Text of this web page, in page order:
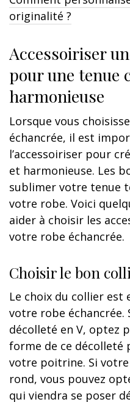
originalité ?
Accessoiriser
pour une tenue
harmonieuse
Lorsque vous
échancrée, il est
l’accessoiriser pour
et harmonieuse. Les
sublimer votre tenue
votre robe. Voici
aider à choisir les
votre robe échancrée.
Choisir le bon
Le choix du collier
votre robe échancrée.
décolleté en V, optez
forme de ce
votre poitrine. Si
rond, vous pouvez
qui viendra se poser